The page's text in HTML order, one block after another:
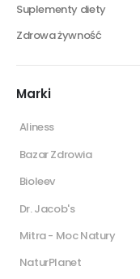
Suplementy diety
Zdrowa żywność
Marki
Aliness
Bazar Zdrowia
Bioleev
Dr. Jacob's
Mitra - Moc Natury
NaturPlanet